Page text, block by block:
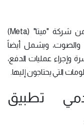
يتيح لك تطبيق "ماسنجر" (Messenger) من شركة "ميتا" (Meta)
والصوت، ويشمل أيضاً
وإجراء عمليات الدفع،
التي يحتاجون إليها.
تطبيق